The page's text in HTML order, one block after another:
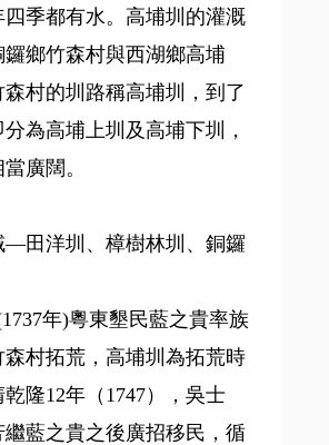
四季都有水。高埔圳的灌溉
鑼鄉竹森村與西湖鄉高埔
村的圳路稱高埔圳，到了
為高埔上圳及高埔下圳，
廣闊。
—田洋圳、樟樹林圳、銅鑼
年)粵東墾民藍之貴率族
森村拓荒，高埔圳為拓荒時
隆12年（1747），吳士
藍之貴之後廣招移民，循